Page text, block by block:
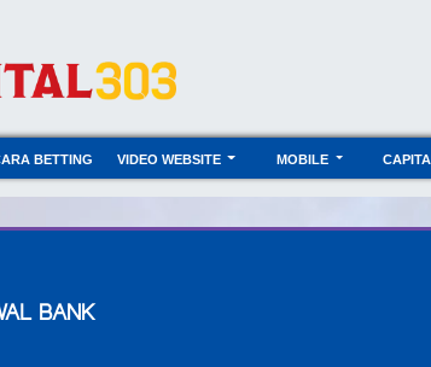
BETTING VIDEO WEBSITE MOBILE
BANK